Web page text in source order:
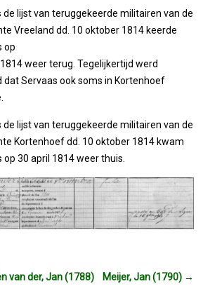
de lijst van teruggekeerde militairen van de
Vreeland dd. 10 oktober 1814 keerde
op
weer terug. Tegelijkertijd werd
dat Servaas ook soms in Kortenhoef
de lijst van teruggekeerde militairen van de
Kortenhoef dd. 10 oktober 1814 kwam
op 30 april 1814 weer thuis.
van der, Jan (1788) Meijer, Jan (1790) →